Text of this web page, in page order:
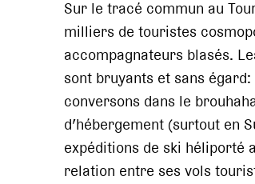
Sur le tracé commun au
milliers de touristes
accompagnateurs blasés.
sont bruyants et sans
conversons dans le
d’hébergement (surtout en
expéditions de ski héliporté
relation entre ses vols